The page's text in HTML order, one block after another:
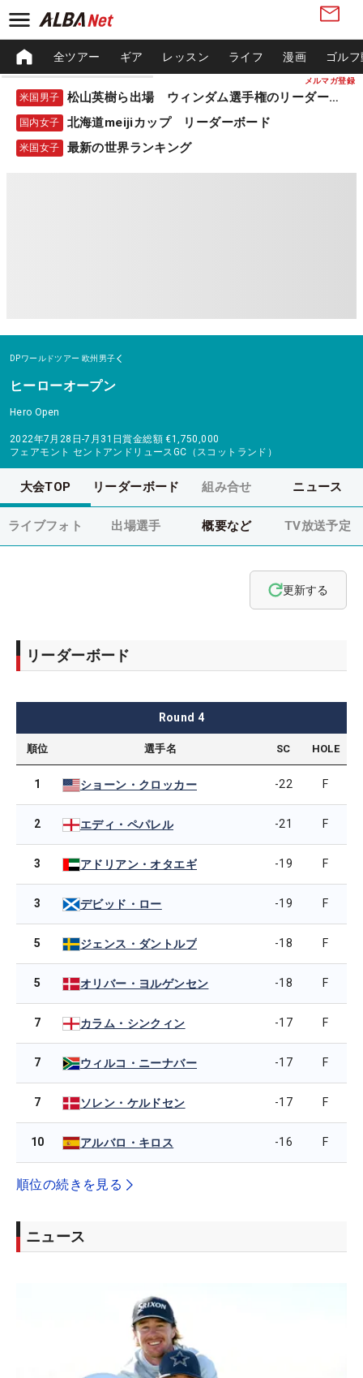
メルマガ登録
全ツアー ギア レッスン ライフ 漫画 ゴル
米国男子 松山英樹ら出場 ウィンダム選手権のリーダーボード
国内女子 北海道meijiカップ リーダーボード
米国女子 最新の世界ランキング
DPワールドツアー 欧州男子
ヒーローオープン
Hero Open
2022年7月28日-7月31日賞金総額 €1,750,000
フェアモント セントアンドリュースGC（スコットランド）
大会TOP リーダーボード 組み合せ ニュース
ライブフォト 出場選手 概要など TV放送予定
更新する
リーダーボード
Round 4
順位 選手名 SC HOLE
1 ショーン・クロッカー -22 F
2 エディ・ペパレル -21 F
3 アドリアン・オタエギ -19 F
3 デビッド・ロー -19 F
5 ジェンス・ダントルプ -18 F
5 オリバー・ヨルゲンセン -18 F
7 カラム・シンクィン -17 F
7 ウィルコ・ニーナバー -17 F
7 ソレン・ケルドセン -17 F
10 アルバロ・キロス -16 F
順位の続きを見る
ニュース